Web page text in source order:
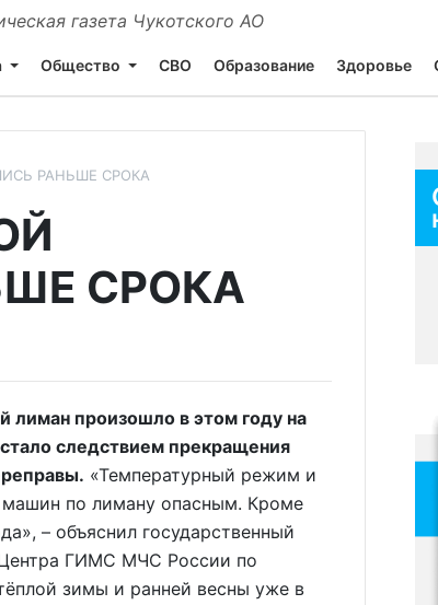
газета Чукотского АО
Общество СВО Образование Здоровье
РАНЬШЕ СРОКА
СРОКА
лиман произошло в этом году на
следствием прекращения
«Температурный режим и
по лиману опасным. Кроме
– объяснил государственный
Центра ГИМС МЧС России по
зимы и ранней весны уже в